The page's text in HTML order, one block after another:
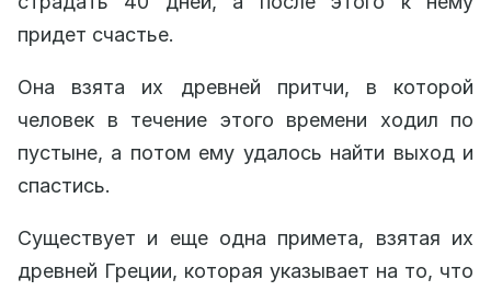
придет счастье.
Она взята их древней притчи, в которой
человек в течение этого времени ходил по
пустыне, а потом ему удалось найти выход и
спастись.
Существует и еще одна примета, взятая их
древней Греции, которая указывает на то, что